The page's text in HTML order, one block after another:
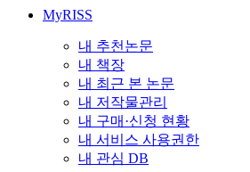
MyRISS
내 추천논문
내 책장
내 최근 본 논문
내 저작물관리
내 구매·신청 현황
내 서비스 사용권한
내 관심 DB